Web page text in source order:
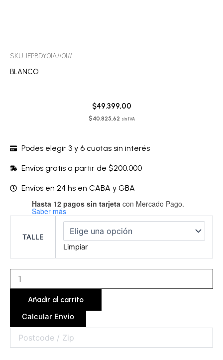
SKU:JFPBDY01A#01#
BLANCO
$49.399,00
$40.825,62 sin IVA
Podes elegir 3 y 6 cuotas sin interés
Envíos gratis a partir de $200.000
Envíos en 24 hs en CABA y GBA
Hasta 12 pagos sin tarjeta con Mercado Pago.
Saber más
TALLE
Limpiar
-
cantidad
Añadir al carrito
Calcular Envio